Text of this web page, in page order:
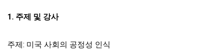
1. 주제 및 강사
주제: 미국 사회의 공정성 인식